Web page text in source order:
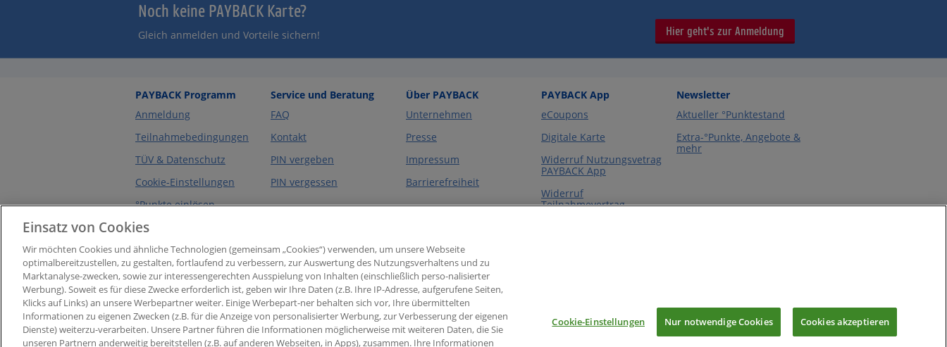
Noch keine PAYBACK Karte?
Gleich anmelden und Vorteile sichern! Hier geht's zur Anmeldung
PAYBACK Programm
Anmeldung
Teilnahmebedingungen
TÜV & Datenschutz
Cookie-Einstellungen
°Punkte einlösen
Prämie bestellen
Service und Beratung
FAQ
Kontakt
PIN vergeben
PIN vergessen
Über PAYBACK
Unternehmen
Presse
Impressum
Barrierefreiheit
PAYBACK App
eCoupons
Digitale Karte
Widerruf Nutzungsvetrag
PAYBACK App
Widerruf
Teilnahmevertrag
Newsletter
Aktueller °Punktestand
Extra-°Punkte, Angebote &
mehr
Einsatz von Cookies
Wir möchten Cookies und ähnliche Technologien (gemeinsam „Cookies“) verwenden, um unsere Webseite
optimalbereitzustellen, zu gestalten, fortlaufend zu verbessern, zur Auswertung des Nutzungsverhaltens und zu
Marktanalyse-zwecken, sowie zur interessengerechten Ausspielung von Inhalten (einschließlich perso-nalisierter
Werbung). Soweit es für diese Zwecke erforderlich ist, geben wir Ihre Daten (z.B. Ihre IP-Adresse, aufgerufene Seiten,
Klicks auf Links) an unsere Werbepartner weiter. Einige Werbepart-ner behalten sich vor, Ihre übermittelten
Informationen zu eigenen Zwecken (z.B. für die Anzeige von personalisierter Werbung, zur Verbesserung der eigenen
Dienste) weiterzu-verarbeiten. Unsere Partner führen die Informationen möglicherweise mit weiteren Daten, die Sie
unseren Partnern anderweitig bereitstellen (z.B. auf anderen Webseiten, in Apps), zusammen. Ihre Informationen
Cookie-Einstellungen Nur notwendige Cookies Cookies akzeptieren